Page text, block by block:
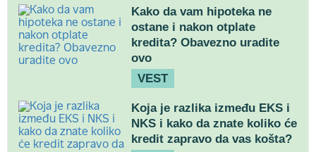
Kako da vam hipoteka ne
ostane i nakon otplate
kredita? Obavezno uradite
ovo
VEST
Koja je razlika između EKS i
NKS i kako da znate koliko će
kredit zapravo da vas košta?